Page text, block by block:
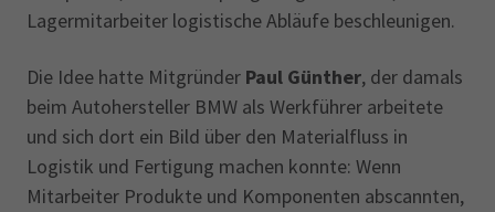
Lagermitarbeiter logistische Abläufe beschleunigen.
Die Idee hatte Mitgründer Paul Günther, der damals
beim Autohersteller BMW als Werkführer arbeitete
und sich dort ein Bild über den Materialfluss in
Logistik und Fertigung machen konnte: Wenn
Mitarbeiter Produkte und Komponenten abscannten,